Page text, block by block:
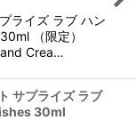
ライズ ラブ ハン
（限定）
Crea…
サプライズ ラブ
30ml